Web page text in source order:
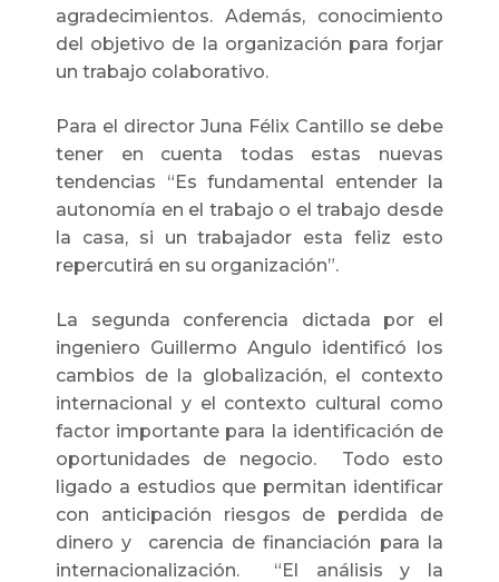
agradecimientos. Además, conocimiento
del objetivo de la organización para forjar
un trabajo colaborativo.
Para el director Juna Félix Cantillo se debe
tener en cuenta todas estas nuevas
tendencias “Es fundamental entender la
autonomía en el trabajo o el trabajo desde
la casa, si un trabajador esta feliz esto
repercutirá en su organización”.
La segunda conferencia dictada por el
ingeniero Guillermo Angulo identificó los
cambios de la globalización, el contexto
internacional y el contexto cultural como
factor importante para la identificación de
oportunidades de negocio. Todo esto
ligado a estudios que permitan identificar
con anticipación riesgos de perdida de
dinero y carencia de financiación para la
internacionalización. “El análisis y la